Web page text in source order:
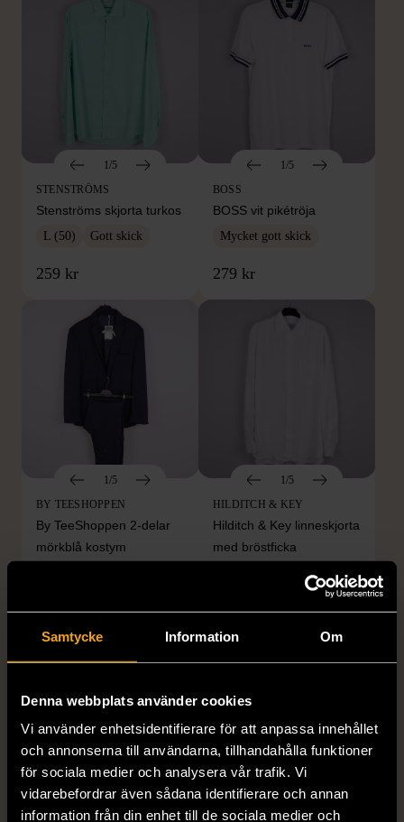
Samtycke Information Om
Denna webbplats använder cookies
Vi använder enhetsidentifierare för att anpassa innehållet
och annonserna till användarna, tillhandahålla funktioner
för sociala medier och analysera vår trafik. Vi
vidarebefordrar även sådana identifierare och annan
information från din enhet till de sociala medier och
1/5
STENSTRÖMS
Stenströms skjorta turkos
L (50) Gott skick
259 kr
1/5
BOSS
BOSS vit pikétröja
Mycket gott skick
279 kr
1/5
BY TEESHOPPEN
By TeeShoppen 2-delar
mörkblå kostym
399 kr
1/5
HILDITCH & KEY
Hilditch & Key linneskjorta
med bröstficka
Mycket gott skick
399 kr
1/5 1/5